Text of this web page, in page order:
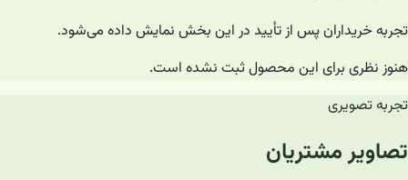
تجربه خریداران پس از تأیید در این بخش نمایش داده می‌شود.
هنوز نظری برای این محصول ثبت نشده است.
تجربه تصویری
تصاویر مشتریان